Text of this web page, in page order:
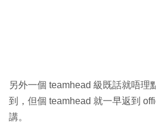
另外一個 teamhead 級既話就唔理
到，但個 teamhead 就一早返到
講。